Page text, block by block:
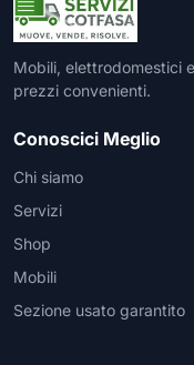
Mobili, elettrodomestici
prezzi convenienti.
Conoscici Meglio
Chi siamo
Servizi
Shop
Mobili
Sezione usato garantito